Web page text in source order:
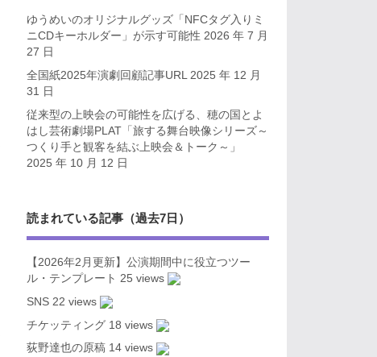
ゆうめいのオリジナルグッズ「NFCタグ入りミ
ニCDキーホルダー」が示す可能性 2026 年 7 月
27 日
全国紙2025年演劇回顧記事URL 2025 年 12 月
31 日
従来型の上映会の可能性を広げる、穂の国とよ
はし芸術劇場PLAT「旅する舞台映像シリーズ～
つくり手と観客を結ぶ上映会＆トーク～」
2025 年 10 月 12 日
読まれている記事（過去7日）
【2026年2月更新】公演期間中に役立つツー
ル・テンプレート 25 views
SNS 22 views
チケッティング 18 views
荻野達也の原稿 14 views